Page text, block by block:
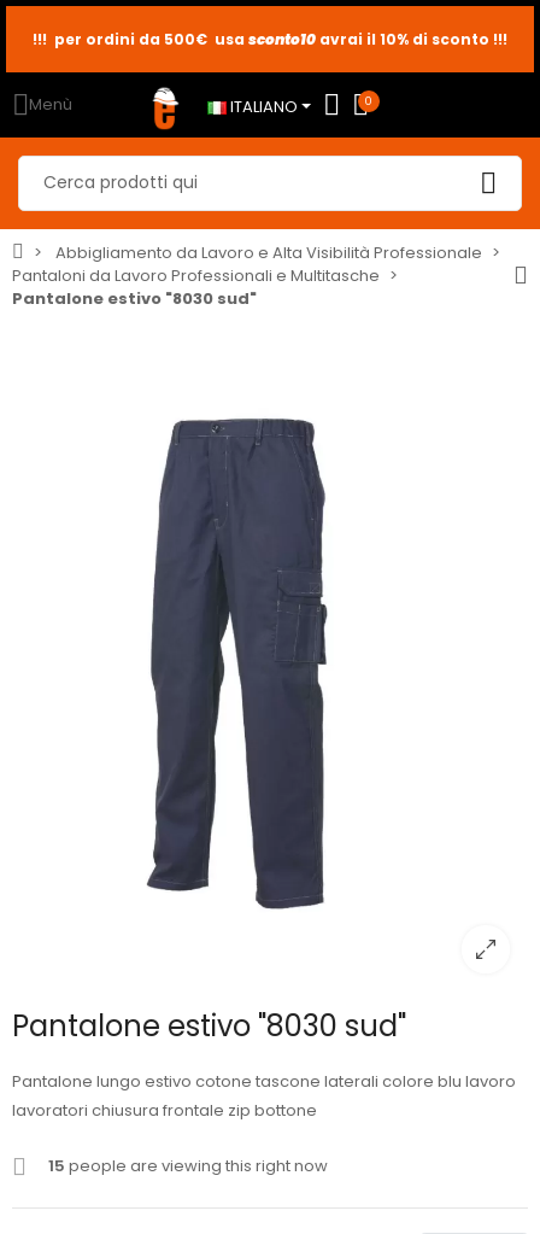
sconto2
sconto5
!!! per ordini da 500€ usa sconto10 avrai il 10% di sconto !!!
Menù ITALIANO 0
Abbigliamento da Lavoro e Alta Visibilità Professionale
Pantaloni da Lavoro Professionali e Multitasche
Pantalone estivo "8030 sud"
Pantalone estivo "8030 sud"
Pantalone lungo estivo cotone tascone laterali colore blu lavoro
lavoratori chiusura frontale zip bottone
15 people are viewing this right now